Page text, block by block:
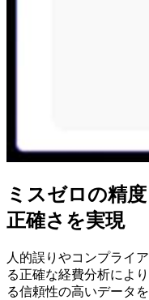
ミスゼロの精
正確さを実現
人的誤りやコンプライ
る正確な経費分析によ
る信頼性の高いデータ